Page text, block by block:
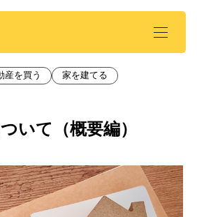
産を買う 家を建てる
いて（概要編）